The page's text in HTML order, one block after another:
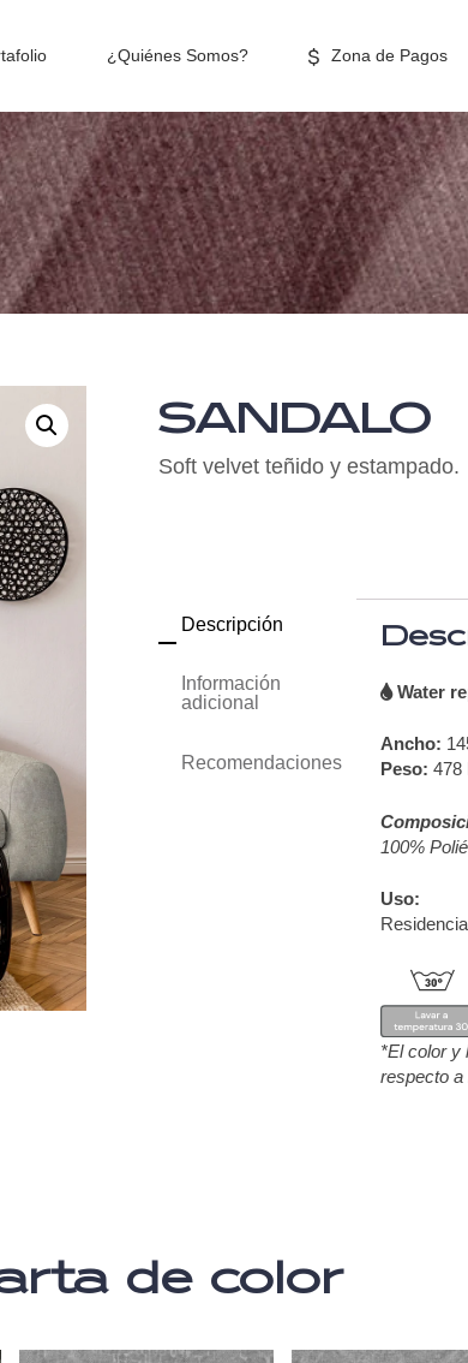
¿Quiénes Somos? Zona de Pagos
SANDALO
Soft velvet teñido y estampado.
Descripción
Información
adicional
Recomendaciones
Water
Ancho:
Peso: 478
100%
Uso:
*El color y
respecto a
de color